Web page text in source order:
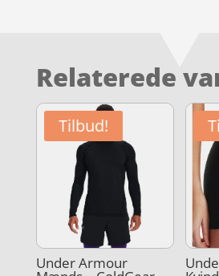
Relaterede
Tilbud!
Under Armour